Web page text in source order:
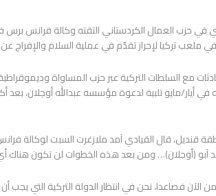
في حزب العمال الكردستاني التقته وكالة فرانس برس
ملعب تركيا لإحراز تقدّم في عملية السلام والإفراج عن
قنديل، قال القيادي آمد ملازغرت السبت لوكالة
آبو (أوجلان)… ومن بعد هذه الخطوات لن تكون هناك
الآن فصاعدا، نحن في انتظار الدولة التركية التي يجب